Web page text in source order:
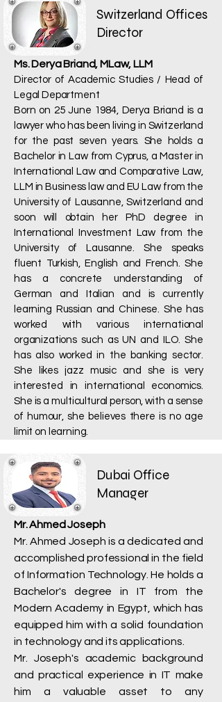
Switzerland Offices
Director
Ms. Derya Briand, MLaw, LLM
Director of Academic Studies / Head of
Legal Department
Born on 25 June 1984, Derya Briand is a
lawyer who has been living in Switzerland
for the past seven years. She holds a
Bachelor in Law from Cyprus, a Master in
International Law and Comparative Law,
LLM in Business law and EU Law from the
University of Lausanne, Switzerland and
soon will obtain her PhD degree in
International Investment Law from the
University of Lausanne. She speaks
fluent Turkish, English and French. She
has a concrete understanding of
German and Italian and is currently
learning Russian and Chinese. She has
worked with various international
organizations such as UN and ILO. She
has also worked in the banking sector.
She likes jazz music and she is very
interested in international economics.
She is a multicultural person, with a sense
of humour, she believes there is no age
limit on learning.
Dubai Office
Manager
Mr. Ahmed Joseph
Mr. Ahmed Joseph is a dedicated and
accomplished professional in the field
of Information Technology. He holds a
Bachelor's degree in IT from the
Modern Academy in Egypt, which has
equipped him with a solid foundation
in technology and its applications.
Mr. Joseph's academic background
and practical experience in IT make
him a valuable asset to any